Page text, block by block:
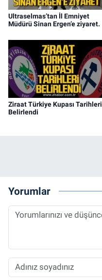
Ultraselmas’tan İl Emniyet
Müdürü Sinan Ergen’e ziyaret.
Ziraat Türkiye Kupası Tarihleri
Belirlendi
Yorumlar